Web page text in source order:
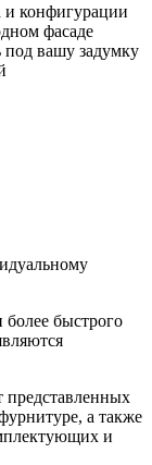
и конфигурации
фасаде
вашу задумку
быстрого
представленных
а также
и